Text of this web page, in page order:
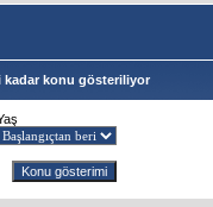
kadar konu gösteriliyor